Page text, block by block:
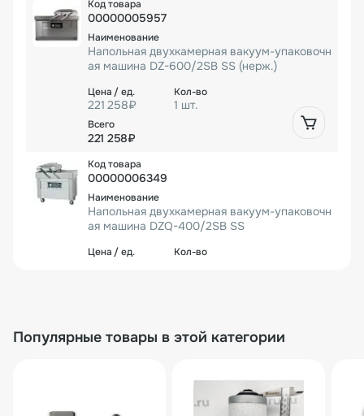
00000005957
Напольная двухкамерная вакуум-упаковочн
ая машина DZ-600/2SB SS (нерж.)
221 258₽ 1 шт.
221 258₽
00000006349
Напольная двухкамерная вакуум-упаковочн
ая машина DZQ-400/2SB SS
00000006350
ая машина DZQ-500/2SB SS (нерж., газ)
Популярные товары в этой категории